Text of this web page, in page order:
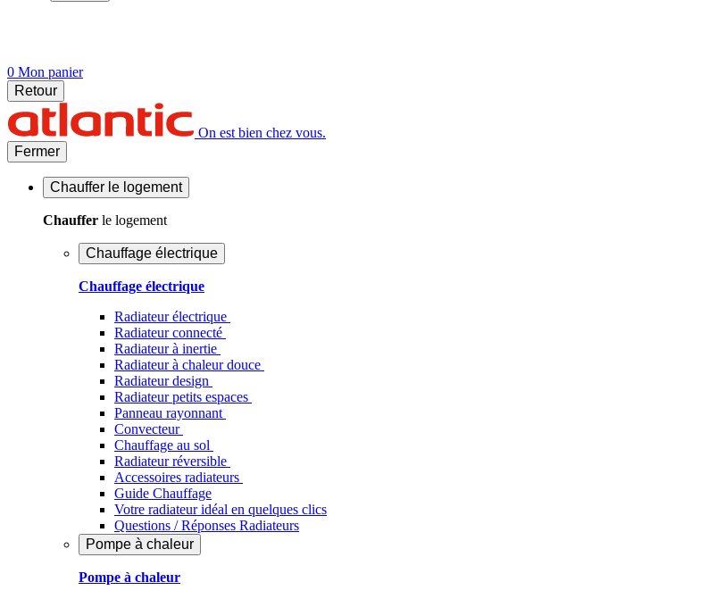
0 Mon panier
Retour
On est bien chez vous.
Fermer
Chauffer le logement
Chauffer le logement
Chauffage électrique
Chauffage électrique
Radiateur électrique
Radiateur connecté
Radiateur à inertie
Radiateur à chaleur douce
Radiateur design
Radiateur petits espaces
Panneau rayonnant
Convecteur
Chauffage au sol
Radiateur réversible
Accessoires radiateurs
Guide Chauffage
Votre radiateur idéal en quelques clics
Questions / Réponses Radiateurs
Pompe à chaleur
Pompe à chaleur